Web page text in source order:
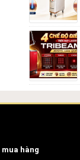
hàng